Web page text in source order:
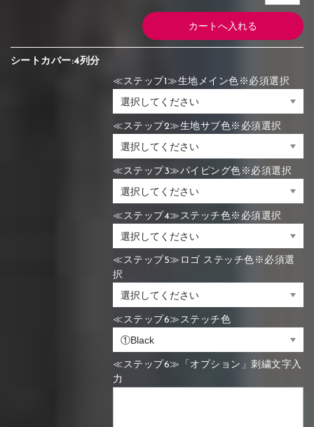
シートカバー:4列分
≪ステップ1≫生地メイン色※必須選択
≪ステップ2≫生地サブ色※必須選択
≪ステップ3≫パイピング色※必須選択
≪ステップ4≫ステッチ色※必須選択
≪ステップ5≫ロゴ ステッチ色※必須選
択
≪ステップ6≫ステッチ色
≪ステップ6≫「オプション」刺繍文字入
力